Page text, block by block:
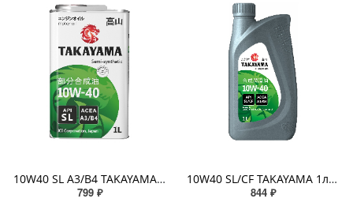
10W40 SL A3/B4 TAKAYAMA 1л п/синтетическое
799 ₽
10W40 SL/CF TAKAYAMA 1л п/синтетическое пластик
844 ₽